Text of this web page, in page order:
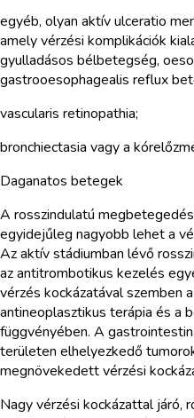
egyéb, olyan aktív ulceratio
amely vérzési komplikációk
gyulladásos bélbetegség,
gastrooesophagealis reflux
vascularis retinopathia;
bronchiectasia vagy a
Daganatos betegek
A rosszindulatú
egyidejűleg nagyobb lehet a
Az aktív stádiumban lévő
az antitrombotikus kezelés
vérzés kockázatával szemben
antineoplasztikus terápia és a
függvényében. A
területen elhelyezkedő
megnövekedett vérzési
Nagy vérzési kockázattal járó,